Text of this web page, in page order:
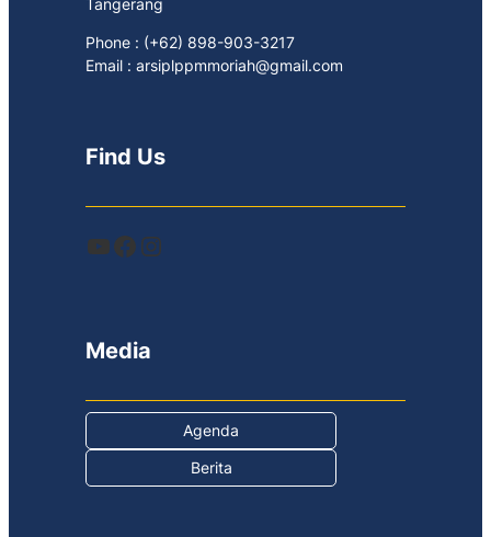
Tangerang
Phone : (+62) 898-903-3217
Email : arsiplppmmoriah@gmail.com
Find Us
YouTube Facebook Instagram
Media
Agenda
Berita